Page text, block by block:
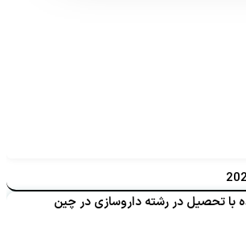
با تحصیل در رشته داروسازی در چین